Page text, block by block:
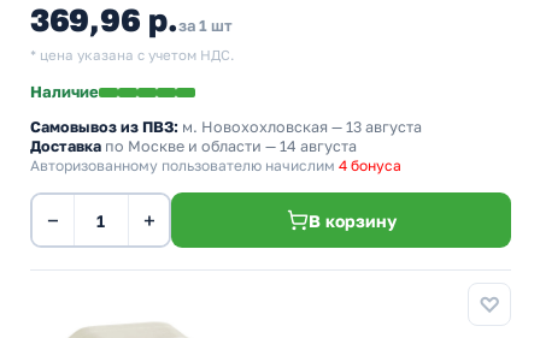
369,96 р.за 1 шт
* цена указана с учетом НДС.
Наличие
Самовывоз из ПВЗ: м. Новохохловская — 13 августа
Доставка по Москве и области — 14 августа
Авторизованному пользователю начислим 4 бонуса
− + В корзину